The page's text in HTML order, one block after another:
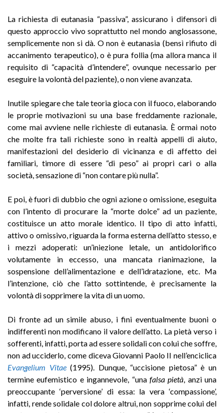
La richiesta di eutanasia “passiva”, assicurano i difensori di
questo approccio vivo soprattutto nel mondo anglosassone,
semplicemente non si dà. O non è eutanasia (bensì rifiuto di
accanimento terapeutico), o è pura follia (ma allora manca il
requisito di “capacità d’intendere”, ovunque necessario per
eseguire la volontà del paziente), o non viene avanzata.
Inutile spiegare che tale teoria gioca con il fuoco, elaborando
le proprie motivazioni su una base freddamente razionale,
come mai avviene nelle richieste di eutanasia. È ormai noto
che molte fra tali richieste sono in realtà appelli di aiuto,
manifestazioni del desiderio di vicinanza e di affetto dei
familiari, timore di essere “di peso” ai propri cari o alla
società, sensazione di “non contare più nulla”.
E poi, è fuori di dubbio che ogni azione o omissione, eseguita
con l’intento di procurare la “morte dolce” ad un paziente,
costituisce un atto morale identico. Il tipo di atto infatti,
attivo o omissivo, riguarda la forma esterna dell’atto stesso, e
i mezzi adoperati: un’iniezione letale, un antidolorifico
volutamente in eccesso, una mancata rianimazione, la
sospensione dell’alimentazione e dell’idratazione, etc. Ma
l’intenzione, ciò che l’atto sottintende, è precisamente la
volontà di sopprimere la vita di un uomo.
Di fronte ad un simile abuso, i fini eventualmente buoni o
indifferenti non modificano il valore dell’atto. La pietà verso i
sofferenti, infatti, porta ad essere solidali con colui che soffre,
non ad ucciderlo, come diceva Giovanni Paolo II nell’enciclica
Evangelium Vitae(1995). Dunque, “uccisione pietosa” è un
termine eufemistico e ingannevole, “una falsa pietà , anzi una
preoccupante ‘perversione’ di essa: la vera ‘compassione’,
infatti, rende solidale col dolore altrui, non sopprime colui del